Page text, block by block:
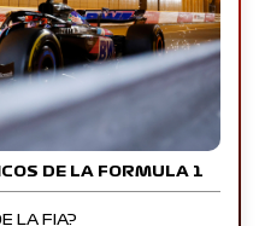
DE LA FORMULA 1
LA FIA?